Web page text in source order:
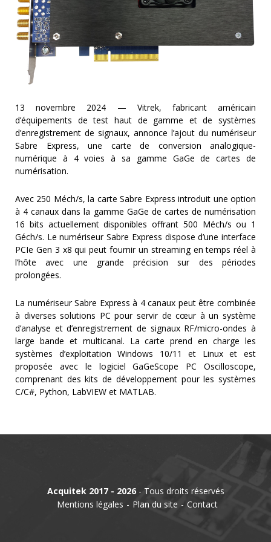
MESURE
TEMPS
ET
FRÉQUENCES
FORMAT
ACTUALITÉS
SERVICE & SUPPORT
13 novembre 2024 — Vitrek, fabricant américain
d’équipements de test haut de gamme et de systèmes
d’enregistrement de signaux, annonce l’ajout du numériseur
Sabre Express, une carte de conversion analogique-
numérique à 4 voies à sa gamme GaGe de cartes de
numérisation.
Avec 250 Méch/s, la carte Sabre Express introduit une option
à 4 canaux dans la gamme GaGe de cartes de numérisation
16 bits actuellement disponibles offrant 500 Méch/s ou 1
Géch/s. Le numériseur Sabre Express dispose d’une interface
PCIe Gen 3 x8 qui peut fournir un streaming en temps réel à
l’hôte avec une grande précision sur des périodes
prolongées.
La numériseur Sabre Express à 4 canaux peut être combinée
à diverses solutions PC pour servir de cœur à un système
d’analyse et d’enregistrement de signaux RF/micro-ondes à
large bande et multicanal. La carte prend en charge les
systèmes d’exploitation Windows 10/11 et Linux et est
proposée avec le logiciel GaGeScope PC Oscilloscope,
comprenant des kits de développement pour les systèmes
C/C#, Python, LabVIEW et MATLAB.
Acquitek 2017 - 2026- Tous droits réservés
Mentions légales
Plan du site Contact